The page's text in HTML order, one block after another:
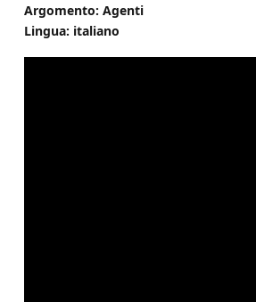
Argomento: Agenti
Lingua: italiano